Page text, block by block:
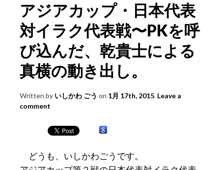
アジアカップ・日本代表
対イラク代表戦〜PKを呼
び込んだ、乾貴士による
真横の動き出し。
Written by いしかわ ごう on 1月 17th, 2015. Leave a
comment
どうも、いしかわごうです。